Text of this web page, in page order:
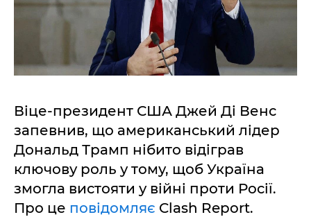
Віце-президент США Джей Ді Венс
запевнив, що американський лідер
Дональд Трамп нібито відіграв
ключову роль у тому, щоб Україна
змогла вистояти у війні проти Росії.
Про це повідомляє Clash Report.